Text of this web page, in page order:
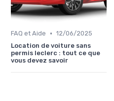
FAQ et Aide • 12/06/2025
Location de voiture sans
permis leclerc : tout ce que
vous devez savoir